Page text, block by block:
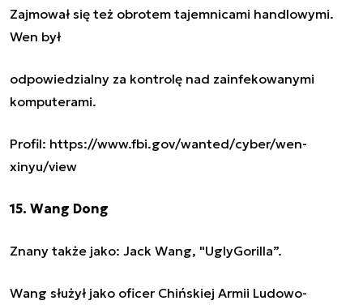
Zajmował się też obrotem tajemnicami handlowymi.
Wen był
odpowiedzialny za kontrolę nad zainfekowanymi
komputerami.
Profil: https://www.fbi.gov/wanted/cyber/wen-
xinyu/view
15. Wang Dong
Znany także jako: Jack Wang, "UglyGorilla”.
Wang służył jako oficer Chińskiej Armii Ludowo-